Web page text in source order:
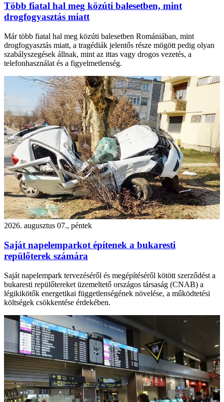
Több fiatal hal meg közúti balesetben, mint
drogfogyasztás miatt
Már több fiatal hal meg közúti balesetben Romániában, mint
drogfogyasztás miatt, a tragédiák jelentős része mögött pedig olyan
szabályszegések állnak, mint az ittas vagy drogos vezetés, a
telefonhasználat és a figyelmetlenség.
2026. augusztus 07., péntek
Saját napelemparkot építenek a bukaresti
repülőterek számára
Saját napelempark tervezéséről és megépítéséről kötött szerződést a
bukaresti repülőtereket üzemeltető országos társaság (CNAB) a
légikikötők energetikai függetlenségének növelése, a működtetési
költségek csökkentése érdekében.